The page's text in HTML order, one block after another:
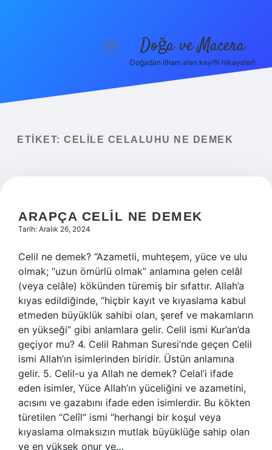
Yasal Uyarı
menüyü Doğa ve Macera
Doğadan ilham alan keyifli hikayeler!
ETIKET: CELILE CELALUHU NE DEMEK
ARAPÇA CELIL NE DEMEK
Tarih: Aralık 26, 2024
Celil ne demek? “Azametli, muhteşem, yüce ve ulu
olmak; “uzun ömürlü olmak” anlamına gelen celâl
(veya celâle) kökünden türemiş bir sıfattır. Allah’a
kıyas edildiğinde, “hiçbir kayıt ve kıyaslama kabul
etmeden büyüklük sahibi olan, şeref ve makamların
en yükseği” gibi anlamlara gelir. Celil ismi Kur’an’da
geçiyor mu? 4. Celil Rahman Suresi’nde geçen Celil
ismi Allah’ın isimlerinden biridir. Üstün anlamına
gelir. 5. Celil-u ya Allah ne demek? Celal’i ifade
eden isimler, Yüce Allah’ın yüceliğini ve azametini,
acısını ve gazabını ifade eden isimlerdir. Bu kökten
türetilen “Celîl” ismi “herhangi bir koşul veya
kıyaslama olmaksızın mutlak büyüklüğe sahip olan
ve en yüksek onur ve…